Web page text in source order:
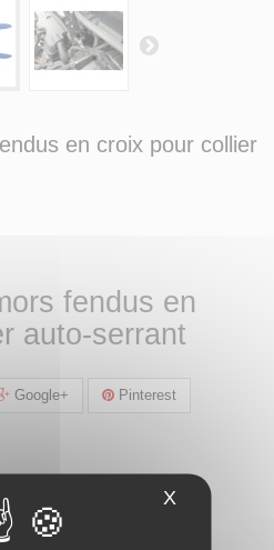
X Masquer
en croix pour collier
fendus en
auto-serrant
Google+ Pinterest